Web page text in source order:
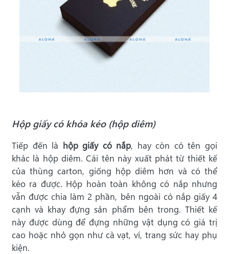
Hộp giấy có khóa kéo (hộp diêm)
Tiếp đến là hộp giấy có nắp, hay còn có tên gọi
khác là hộp diêm. Cái tên này xuất phát từ thiết kế
của thùng carton, giống hộp diêm hơn và có thể
kéo ra được. Hộp hoàn toàn không có nắp nhưng
vẫn được chia làm 2 phần, bên ngoài có nắp giấy 4
cạnh và khay đựng sản phẩm bên trong. Thiết kế
này được dùng để đựng những vật dụng có giá trị
cao hoặc nhỏ gọn như cà vạt, ví, trang sức hay phụ
kiện.